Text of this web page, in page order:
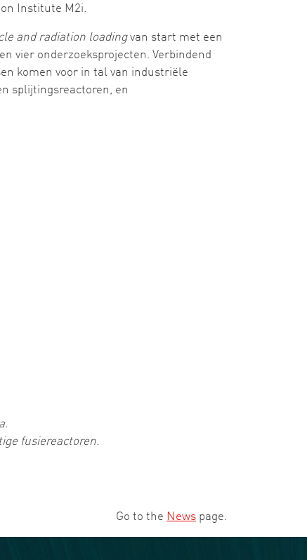
Institute M2i.
and radiation loadingvan start met een
vier onderzoeksprojecten. Verbindend
komen voor in tal van industriële
splijtingsreactoren, en
fusiereactoren.
Go to the News page.